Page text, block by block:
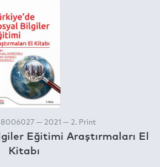
— 2021 — 2. Print
Eğitimi Araştırmaları El
Kitabı